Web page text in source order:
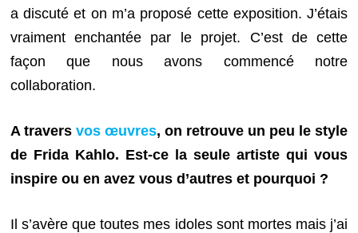
a discuté et on m’a proposé cette exposition. J’étais
vraiment enchantée par le projet. C’est de cette
façon que nous avons commencé notre
collaboration.
A travers vos œuvres, on retrouve un peu le style
de Frida Kahlo. Est-ce la seule artiste qui vous
inspire ou en avez vous d’autres et pourquoi ?
Il s’avère que toutes mes idoles sont mortes mais j’ai